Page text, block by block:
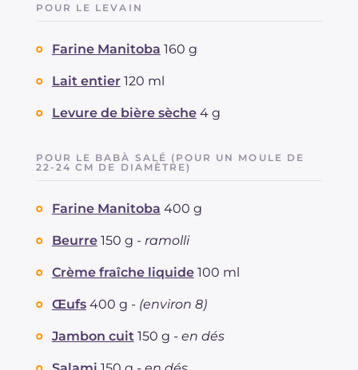
POUR LE LEVAIN
Farine Manitoba 160 g
Lait entier 120 ml
Levure de bière sèche 4 g
POUR LE BABÀ SALÉ (POUR UN MOULE DE
22-24 CM DE DIAMÈTRE)
Farine Manitoba 400 g
Beurre 150 g - ramolli
Crème fraîche liquide 100 ml
Œufs 400 g - (environ 8)
Jambon cuit 150 g - en dés